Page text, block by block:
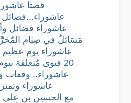
قصتا
عاشوراء...فضائل
عاشوراء فضائل
مَسَائِلُ فِي صِيَامِ
عاشوراء يوم
20 فتوى مُتعلقة بيوم عاشوراء
عاشوراء..
عاشوراء
مع الحسين بن علي